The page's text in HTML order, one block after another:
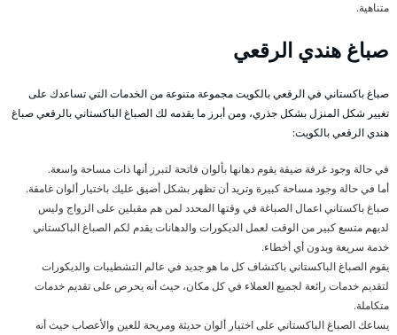
متناهية.
صباغ هندي الرقعي
صباغ باكستاني في الرقعي بالكويت مجموعة متنوعة من الخدمات التي تساعدك على
تغيير شكل المنزل بشكل جذري، ومن أبرز ما يقدمه لك الصباغ الباكستاني بالرقعي صباغ
هندي الرقعي بالكويت:
في حالة وجود غرفة ضيقة يقوم دهانها بألوان فاتحة لتبرز أنها ذات مساحة واسعة.
أما في حالة وجود مساحة كبيرة وتريد أن تظهر بشكل أضيق عليك باختيار ألوان غامقة.
صباغ باكستاني اعمال الصباغة في وقتها المحدد لمن هم مقبلين على الزواج وليس
لديهم متسع كبير من الوقت لعمل الديكورات والدهانات يقدم لكم الصباغ الباكستاني
خدمة سريعة وبدون أي أخطاء.
يقوم الصباغ الباكستاني باكتشاف كل ما هو جديد في عالم التشطيبات والديكورات
لتقديم خدمات رائعة لجميع العملاء في كل مكان، حيث أنه يحرص على تقديم خدمات
متكاملة.
يساعك الصباغ الباكستاني على اختيار ألوان حديثة ومريحة للعين والأعصاب حيث أنه